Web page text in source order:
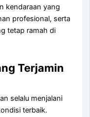
kendaraan yang
profesional, serta
tetap ramah di
Terjamin
selalu menjalani
terbaik.